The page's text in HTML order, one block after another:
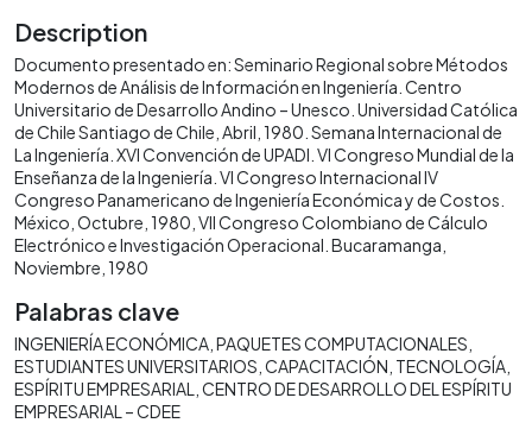
Description
Documento presentado en: Seminario Regional sobre Métodos
Modernos de Análisis de Información en Ingeniería. Centro
Universitario de Desarrollo Andino – Unesco. Universidad Católica
de Chile Santiago de Chile, Abril, 1980. Semana Internacional de
La Ingeniería. XVI Convención de UPADI. VI Congreso Mundial de la
Enseñanza de la Ingeniería. VI Congreso Internacional IV
Congreso Panamericano de Ingeniería Económica y de Costos.
México, Octubre, 1980, VII Congreso Colombiano de Cálculo
Electrónico e Investigación Operacional. Bucaramanga,
Noviembre, 1980
Palabras clave
INGENIERÍA ECONÓMICA PAQUETES COMPUTACIONALES
ESTUDIANTES UNIVERSITARIOS CAPACITACIÓN TECNOLOGÍA
ESPÍRITU EMPRESARIAL
CENTRO DE DESARROLLO DEL ESPÍRITU
EMPRESARIAL – CDEE